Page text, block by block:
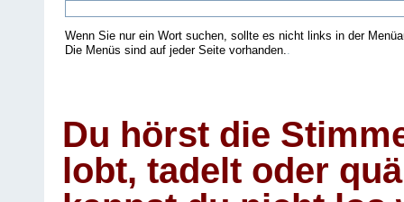
Wenn Sie nur ein Wort suchen, sollte es nicht links in der
Die Menüs sind auf jeder Seite vorhanden.
Du hörst die
lobt, tadelt oder